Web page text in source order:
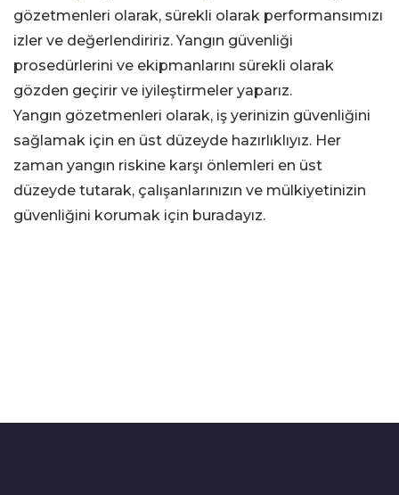
gözetmenleri olarak, sürekli olarak performansımızı
izler ve değerlendiririz. Yangın güvenliği
prosedürlerini ve ekipmanlarını sürekli olarak
gözden geçirir ve iyileştirmeler yaparız.
Yangın gözetmenleri olarak, iş yerinizin güvenliğini
sağlamak için en üst düzeyde hazırlıklıyız. Her
zaman yangın riskine karşı önlemleri en üst
düzeyde tutarak, çalışanlarınızın ve mülkiyetinizin
güvenliğini korumak için buradayız.